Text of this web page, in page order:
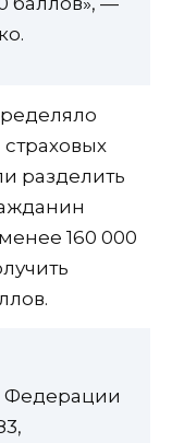
разделить
160 000
Федерации